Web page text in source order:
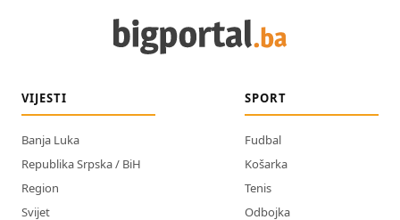
VIJESTI
Banja Luka
Republika Srpska / BiH
Region
Svijet
SPORT
Fudbal
Košarka
Tenis
Odbojka